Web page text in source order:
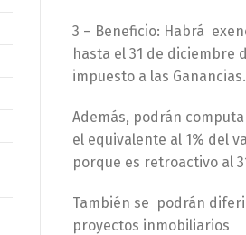
3 – Beneficio: Habrá
hasta el 31 de diciembre
impuesto a las Ganancias.
Además, podrán
el equivalente al 1% del
porque es retroactivo al
También se podrán
proyectos inmobiliarios